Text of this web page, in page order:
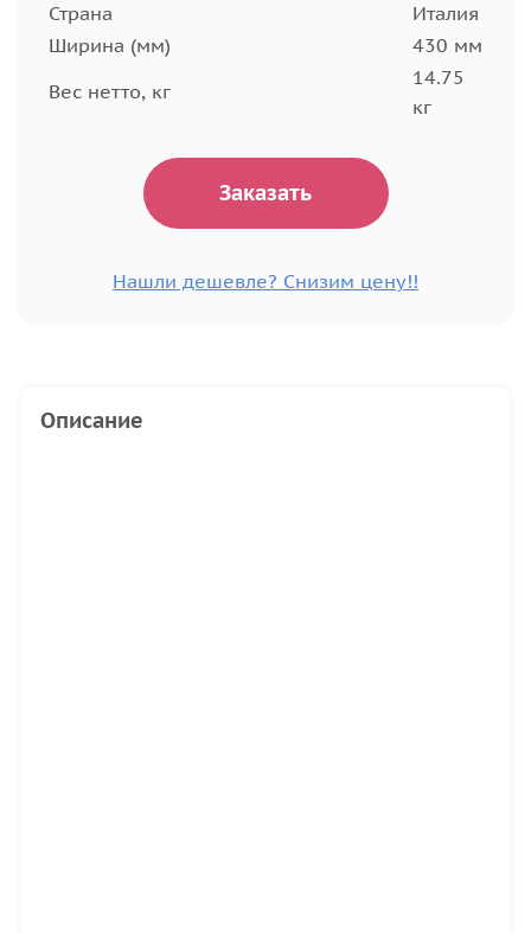
Страна
Италия
Ширина (мм)
430 мм
Вес нетто, кг
14.75
кг
Заказать
Нашли дешевле? Снизим цену!!
Описание